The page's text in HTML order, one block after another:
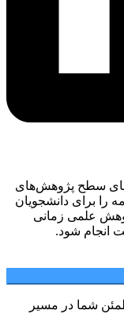
سطح پژوهش‌های
را برای دانشجویان
علمی زمانی
انجام شود.
شما در مسیر